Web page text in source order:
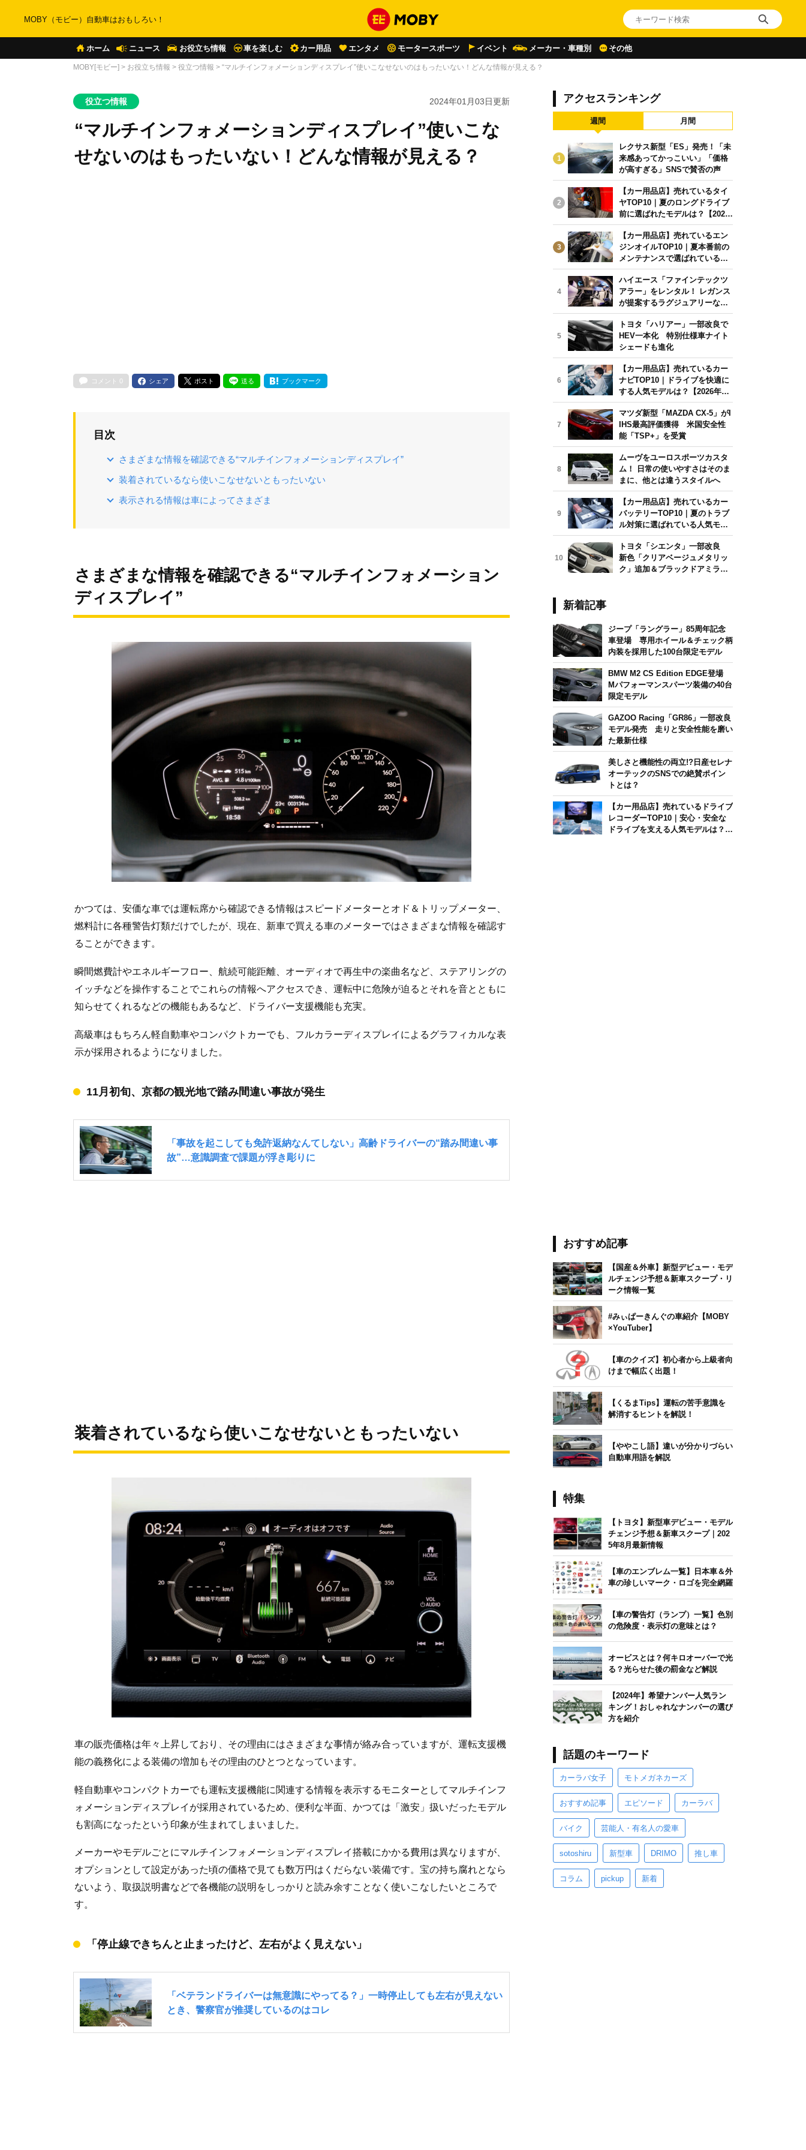
MOBY（モビー）自動車はおもしろい！
ホーム ニュース お役立ち情報 車を楽しむ カー用品 エンタメ モータースポーツ イベント メーカー・車種別 その他
MOBY[モビー] > お役立ち情報 > 役立つ情報 > “マルチインフォメーションディスプレイ”使いこなせないのはもったいない！どんな情報が見える？
役立つ情報 2024年01月03日更新
“マルチインフォメーションディスプレイ”使いこな
せないのはもったいない！どんな情報が見える？
コメント 0 シェア ポスト 送る ブックマーク
目次
さまざまな情報を確認できる“マルチインフォメーションディスプレイ”
装着されているなら使いこなせないともったいない
表示される情報は車によってさまざま
さまざまな情報を確認できる“マルチインフォメーション
ディスプレイ”
かつては、安価な車では運転席から確認できる情報はスピードメーターとオド＆トリップメーター、
燃料計に各種警告灯類だけでしたが、現在、新車で買える車のメーターではさまざまな情報を確認す
ることができます。
瞬間燃費計やエネルギーフロー、航続可能距離、オーディオで再生中の楽曲名など、ステアリングの
イッチなどを操作することでこれらの情報へアクセスでき、運転中に危険が迫るとそれを音とともに
知らせてくれるなどの機能もあるなど、ドライバー支援機能も充実。
高級車はもちろん軽自動車やコンパクトカーでも、フルカラーディスプレイによるグラフィカルな表
示が採用されるようになりました。
11月初旬、京都の観光地で踏み間違い事故が発生
装着されているなら使いこなせないともったいない
車の販売価格は年々上昇しており、その理由にはさまざまな事情が絡み合っていますが、運転支援機
能の義務化による装備の増加もその理由のひとつとなっています。
軽自動車やコンパクトカーでも運転支援機能に関連する情報を表示するモニターとしてマルチインフ
ォメーションディスプレイが採用されているため、便利な半面、かつては「激安」扱いだったモデル
も割高になったという印象が生まれてしまいました。
メーカーやモデルごとにマルチインフォメーションディスプレイ搭載にかかる費用は異なりますが、
オプションとして設定があった頃の価格で見ても数万円はくだらない装備です。宝の持ち腐れとなら
ないよう、取扱説明書などで各機能の説明をしっかりと読み余すことなく使いこなしたいところで
す。
「停止線できちんと止まったけど、左右がよく見えない」
アクセスランキング
週間 月間
1
レクサス新型「ES」発売！「未
来感あってかっこいい」「価格
が高すぎる」SNSで賛否の声
2
【カー用品店】売れているタイ
ヤTOP10｜夏のロングドライブ
前に選ばれたモデルは？【2026
年6月版】
3
【カー用品店】売れているエン
ジンオイルTOP10｜夏本番前の
メンテナンスで選ばれている人
気モデルは？【2026年6月版】
4
ハイエース「ファインテックツ
アラー」をレンタル！ レガンス
が提案するラグジュアリーな移
動体験
5
トヨタ「ハリアー」一部改良で
HEV一本化 特別仕様車ナイト
シェードも進化
6
【カー用品店】売れているカー
ナビTOP10｜ドライブを快適に
する人気モデルは？【2026年6
月版】
7
マツダ新型「MAZDA CX-5」がI
IHS最高評価獲得 米国安全性
能「TSP+」を受賞
8
ムーヴをユーロスポーツカスタ
ム！ 日常の使いやすさはそのま
まに、他とは違うスタイルへ
9
【カー用品店】売れているカー
バッテリーTOP10｜夏のトラブ
ル対策に選ばれている人気モデ
ルは？【2026年6月版】
10
トヨタ「シエンタ」一部改良
新色「クリアベージュメタリッ
ク」追加＆ブラックドアミラー
新着記事
ジープ「ラングラー」85周年記念
車登場 専用ホイール＆チェック柄
内装を採用した100台限定モデル
BMW M2 CS Edition EDGE登場
Mパフォーマンスパーツ装備の40台
限定モデル
GAZOO Racing「GR86」一部改良
モデル発売 走りと安全性能を磨い
た最新仕様
美しさと機能性の両立!?日産セレナ
オーテックのSNSでの絶賛ポイン
トとは？
【カー用品店】売れているドライブ
レコーダーTOP10｜安心・安全な
ドライブを支える人気モデルは？
おすすめ記事
【国産＆外車】新型デビュー・モデ
ルチェンジ予想＆新車スクープ・リ
ーク情報一覧
#みぃぱーきんぐの車紹介【MOBY
×YouTuber】
【車のクイズ】初心者から上級者向
けまで幅広く出題！
【くるまTips】運転の苦手意識を
解消するヒントを解説！
【ややこし語】違いが分かりづらい
自動車用語を解説
特集
【トヨタ】新型車デビュー・モデル
チェンジ予想＆新車スクープ｜202
5年8月最新情報
【車のエンブレム一覧】日本車＆外
車の珍しいマーク・ロゴを完全網羅
【車の警告灯（ランプ）一覧】色別
の危険度・表示灯の意味とは？
オービスとは？何キロオーバーで光
る？光らせた後の罰金など解説
【2024年】希望ナンバー人気ラン
キング！おしゃれなナンバーの選び
方を紹介
話題のキーワード
カーラバ女子 モトメガネカーズ
おすすめ記事 エピソード カーラバ
バイク 芸能人・有名人の愛車
sotoshiru 新型車 DRIMO 推し車
コラム pickup 新着